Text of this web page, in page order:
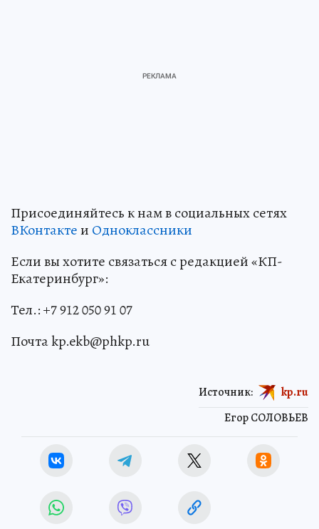
Присоединяйтесь к нам в социальных сетях
ВКонтактеи Одноклассники
Если вы хотите связаться с редакцией «КП-
Екатеринбург»:
Тел.: +7 912 050 91 07
Почта kp.ekb@phkp.ru
Егор СОЛОВЬЕВ
Источник: kp.ru